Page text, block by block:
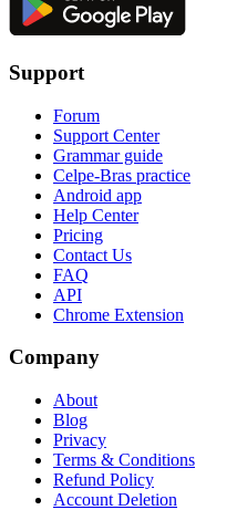
Support
Forum
Support Center
Grammar guide
Celpe-Bras practice
Android app
Help Center
Pricing
Contact Us
FAQ
API
Chrome Extension
Company
About
Blog
Privacy
Terms & Conditions
Refund Policy
Account Deletion